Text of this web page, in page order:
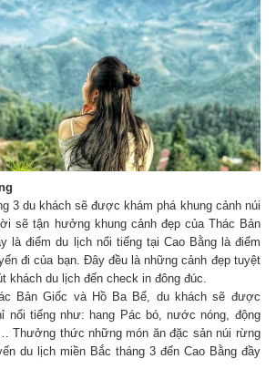
3 du khách sẽ được khám phá khung cảnh núi
sẽ tận hưởng khung cảnh đẹp của Thác Bản
là điểm du lịch nổi tiếng tại Cao Bằng là điểm
đi của bạn. Đây đều là những cảnh đẹp tuyệt
khách du lịch đến check in đông đúc.
Bản Giốc và Hồ Ba Bể, du khách sẽ được
nổi tiếng như: hang Pác bó, nước nóng, động
Thưởng thức những món ăn đặc sản núi rừng
du lịch miền Bắc tháng 3 đến Cao Bằng đầy